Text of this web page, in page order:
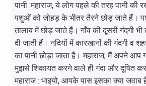
पानी :महाराज, ये लोग पहले की तरह पानी की
पशुओं को जोहड़ के भीतर तैरने छोड़ जाते हैं।
तालाब में छोड़ जाते हैं। गाँव की दूसरी गंदगी
दी जाती हैं। नदियों में कारखानों की गंदगी व
का पानी छोड़ा जाता है। महाराज, मैं अपने आप
मुझसे शिकायत करने वाले ही गंदा और दूषित
महाराज : भाइयो, आपके पास इसका क्या